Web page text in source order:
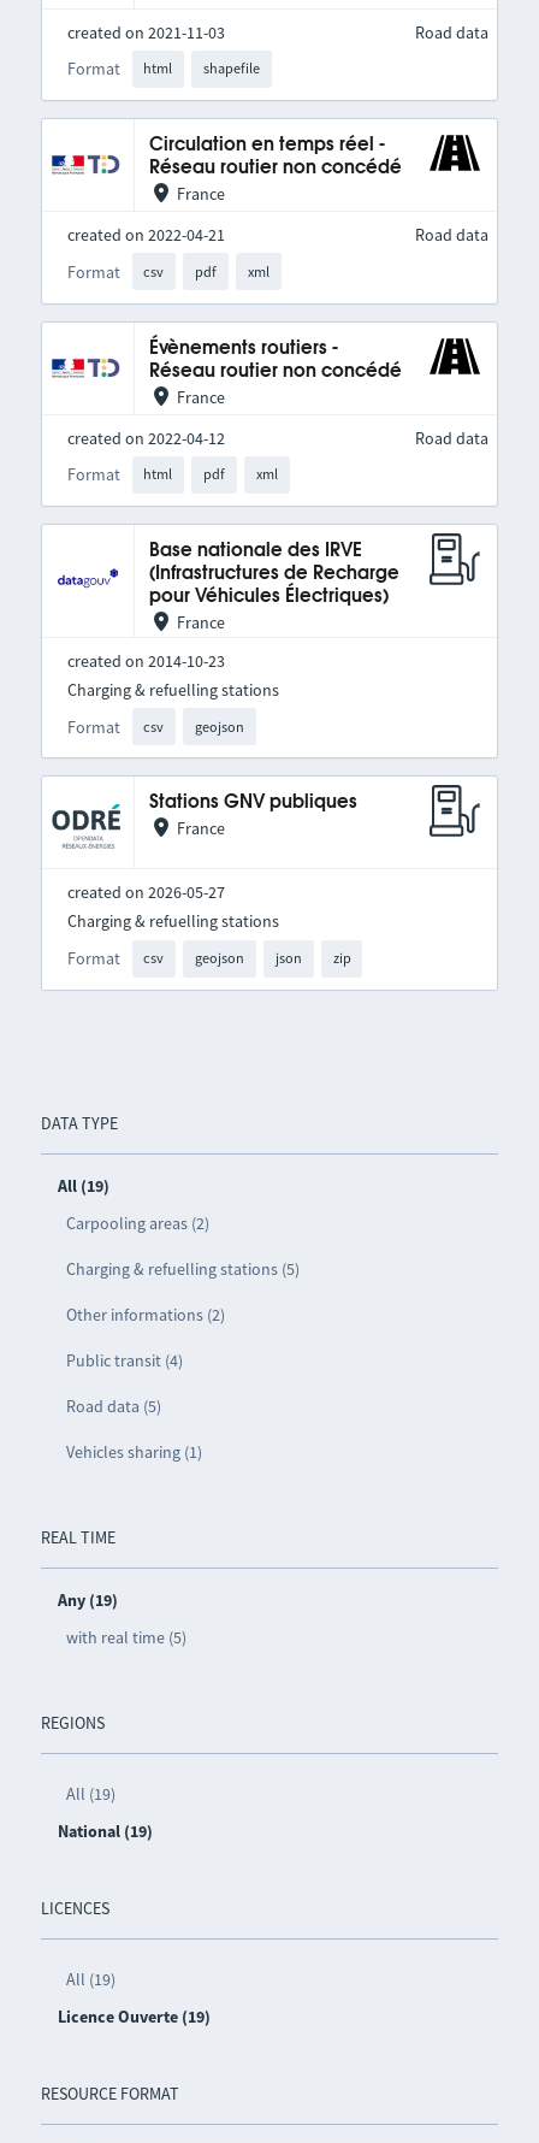
DATA TYPE
All (19)
Carpooling areas (2)
Charging & refuelling stations (5)
Other informations (2)
Public transit (4)
Road data (5)
Vehicles sharing (1)
REAL TIME
Any (19)
with real time (5)
REGIONS
All (19)
National (19)
LICENCES
All (19)
Licence Ouverte (19)
RESOURCE FORMAT
created on 2021-11-03
Format
html shapefile
Road data
Circulation en temps réel -
Réseau routier non concédé
France
created on 2022-04-21
Format
csv pdf xml
Road data
Évènements routiers -
Réseau routier non concédé
France
created on 2022-04-12
Format
html pdf xml
Road data
Base nationale des IRVE
(Infrastructures de Recharge
pour Véhicules Électriques)
France
created on 2014-10-23
Format csv geojson
Charging & refuelling stations
Stations GNV publiques
France
created on 2026-05-27
Format csv geojson json zip
Charging & refuelling stations